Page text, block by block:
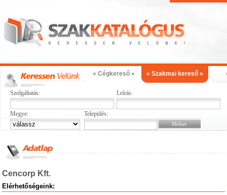
« Cégkereső » « Szakmai kereső »
Szolgáltatás: Leírás:
Megye: Település:
Cencorp Kft.
Elérhetőségeink: